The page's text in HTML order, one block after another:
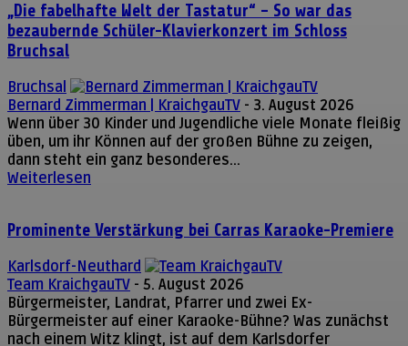
„Die fabelhafte Welt der Tastatur“ – So war das
bezaubernde Schüler-Klavierkonzert im Schloss
Bruchsal
Bruchsal
Bernard Zimmerman | KraichgauTV - 3. August 2026
Wenn über 30 Kinder und Jugendliche viele Monate fleißig
üben, um ihr Können auf der großen Bühne zu zeigen,
dann steht ein ganz besonderes...
Weiterlesen
Prominente Verstärkung bei Carras Karaoke-Premiere
Karlsdorf-Neuthard
Team KraichgauTV - 5. August 2026
Bürgermeister, Landrat, Pfarrer und zwei Ex-
Bürgermeister auf einer Karaoke-Bühne? Was zunächst
nach einem Witz klingt, ist auf dem Karlsdorfer